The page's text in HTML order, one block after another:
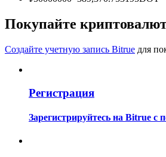
Наслаждайтесь распределением
Покупайте
Создайте учетную запись Bitrue для
Регистрация
Зарегистрируйтесь на Bitrue